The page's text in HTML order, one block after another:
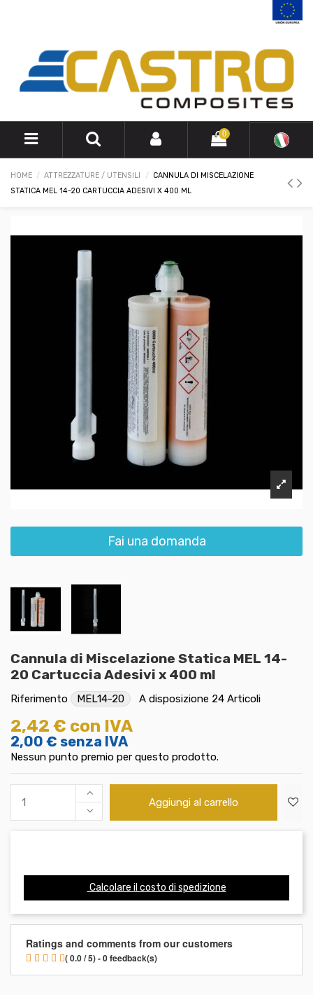
0
HOME ATTREZZATURE / UTENSILI
CANNULA DI MISCELAZIONE
STATICA MEL 14-20 CARTUCCIA ADESIVI X 400 ML
Fai una domanda
Cannula di Miscelazione Statica MEL 14-
20 Cartuccia Adesivi x 400 ml
Riferimento MEL14-20 A disposizione 24 Articoli
2,42 € con IVA
2,00 € senza IVA
Nessun punto premio per questo prodotto.
Aggiungi al carrello
Calcolare il costo di spedizione
Ratings and comments from our customers
( 0.0 / 5) - 0 feedback(s)